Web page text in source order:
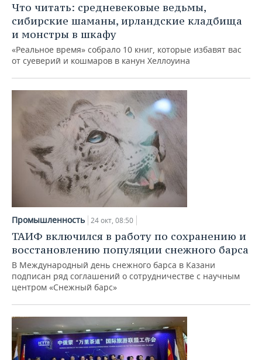
Что читать: средневековые ведьмы,
сибирские шаманы, ирландские кладбища
и монстры в шкафу
«Реальное время» собрало 10 книг, которые избавят вас
от суеверий и кошмаров в канун Хеллоуина
Промышленность 24 окт, 08:50
ТАИФ включился в работу по сохранению и
восстановлению популяции снежного барса
В Международный день снежного барса в Казани
подписан ряд соглашений о сотрудничестве с научным
центром «Снежный барс»